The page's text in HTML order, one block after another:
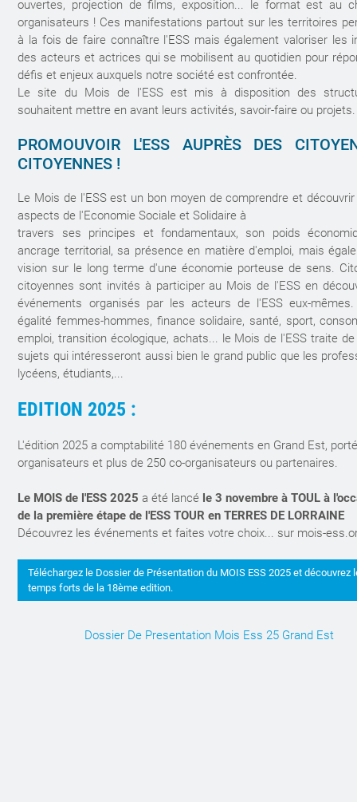
ouvertes, projection de films, exposition... le format est au
organisateurs ! Ces manifestations partout sur les territoires
à la fois de faire connaître l'ESS mais également valoriser les
des acteurs et actrices qui se mobilisent au quotidien pour
défis et enjeux auxquels notre société est confrontée.
Le site du Mois de l'ESS est mis à disposition des
souhaitent mettre en avant leurs activités, savoir-faire ou projets.
PROMOUVOIR L'ESS AUPRÈS DES
CITOYENNES !
Le Mois de l'ESS est un bon moyen de comprendre et
aspects de l'Economie Sociale et Solidaire à
travers ses principes et fondamentaux, son poids
ancrage territorial, sa présence en matière d'emploi, mais
vision sur le long terme d'une économie porteuse de sens.
citoyennes sont invités à participer au Mois de l'ESS en
événements organisés par les acteurs de l'ESS eux-mêmes.
égalité femmes-hommes, finance solidaire, santé, sport,
emploi, transition écologique, achats... le Mois de l'ESS traite
sujets qui intéresseront aussi bien le grand public que les
lycéens, étudiants,...
EDITION 2025 :
L'édition 2025 a comptabilité 180 événements en Grand Est,
organisateurs et plus de 250 co-organisateurs ou partenaires.
Le MOIS de l'ESS 2025 a été lancé le 3 novembre à TOUL à
de la première étape de l'ESS TOUR en TERRES DE LORRAINE
Découvrez les événements et faites votre choix... sur mois-
Téléchargez le Dossier de Présentation du MOIS ESS 2025 et découvrez
temps forts de la 18ème edition.
Dossier De Presentation Mois Ess 25 Grand Est